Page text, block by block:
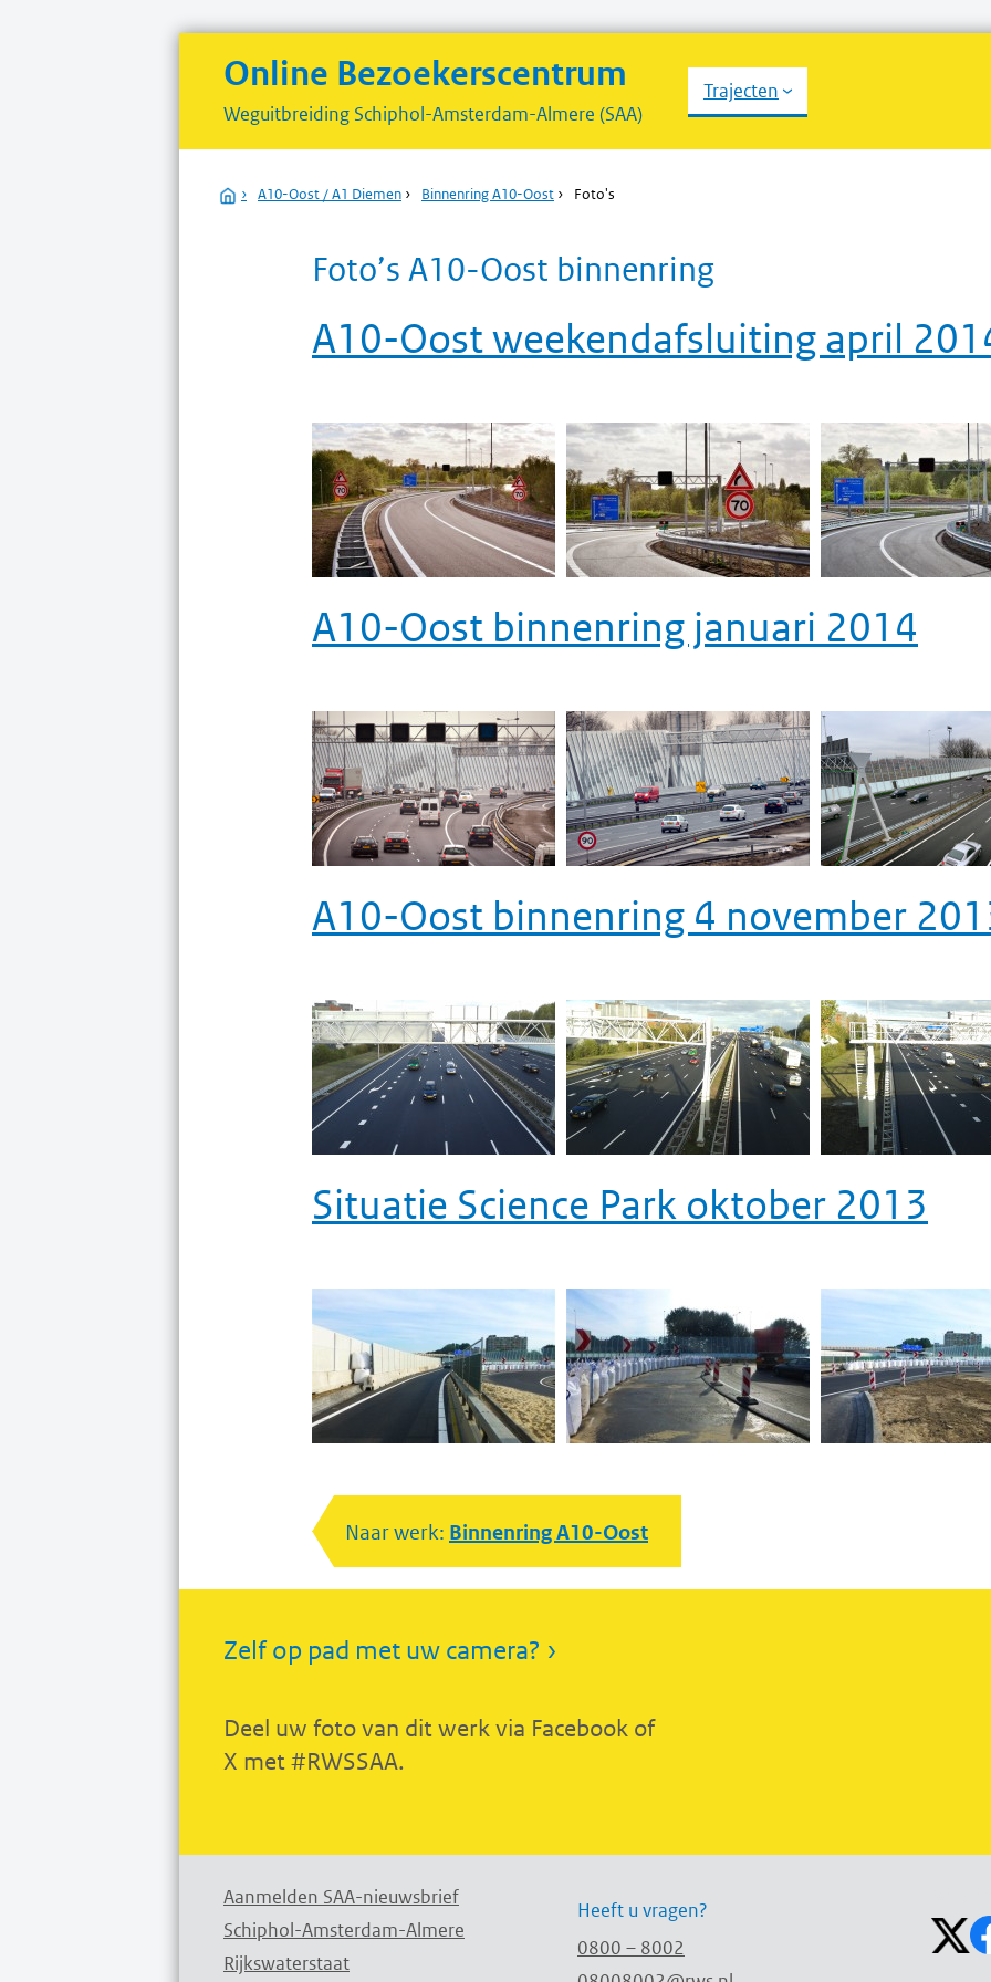
Online Bezoekerscentrum
Weguitbreiding Schiphol-Amsterdam-Almere (SAA)
Trajecten
Home
› A10-Oost / A1 Diemen › Binnenring A10-Oost › Foto's
Foto’s A10-Oost binnenring
A10-Oost weekendafsluiting april
A10-Oost binnenring januari 2014
A10-Oost binnenring 4 november
Situatie Science Park oktober 2013
Naar werk: Binnenring A10-Oost
Zelf op pad met uw camera? ›
Deel uw foto van dit werk via Facebook of
X met #RWSSAA.
Aanmelden SAA-nieuwsbrief
Schiphol-Amsterdam-Almere
Rijkswaterstaat
Heeft u vragen?
0800 – 8002